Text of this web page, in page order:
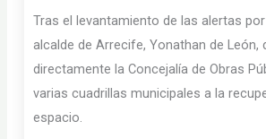
Tras el levantamiento de las alertas
alcalde de Arrecife, Yonathan de León,
directamente la Concejalía de Obras
varias cuadrillas municipales a la
espacio.